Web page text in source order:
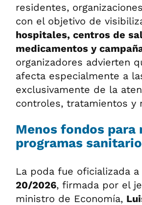
residentes,
con el objetivo de
hospitales, centros de
medicamentos y
organizadores advierten
afecta especialmente a
exclusivamente de la
controles, tratamientos y
Menos fondos
programas
La poda fue oficializada
20/2026, firmada por el
ministro de Economía,